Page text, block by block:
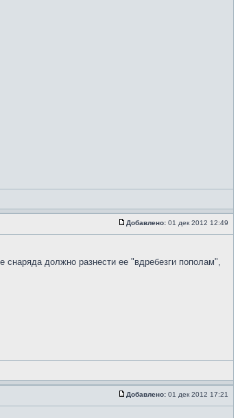
Добавлено: 01 дек 2012 12:49
должно разнести ее "вдребезги пополам",
Добавлено: 01 дек 2012 17:21